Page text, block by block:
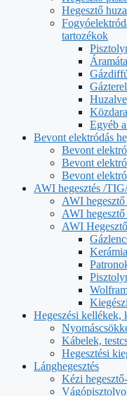
Hegesztő
tartozékok
Egyéb
Bevont elektródás
Bevont
Bevont
Bevont
AWI hegesztés /TIG/
AWI hegesztő
AWI
AWI
Hegeszési
Kábelek,
Hegesztési
Lánghegesztés
Kézi